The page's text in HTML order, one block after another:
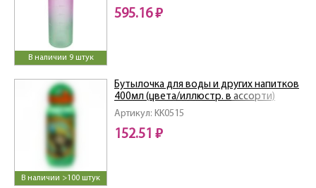
В наличии 9 штук
595.16 ₽
В наличии >100 штук
Артикул: KK0515
Бутылочка для воды и других напитков
400мл (цвета/иллюстр. в ассорти)
152.51 ₽